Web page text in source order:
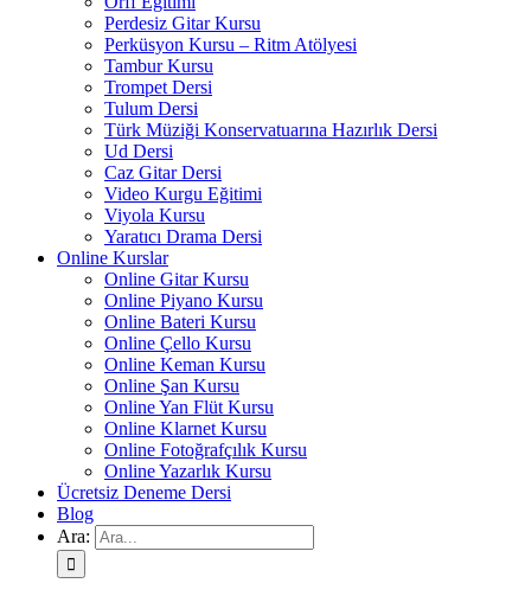
Perdesiz Gitar Kursu
Perküsyon Kursu – Ritm Atölyesi
Tambur Kursu
Trompet Dersi
Tulum Dersi
Türk Müziği Konservatuarına Hazırlık Dersi
Ud Dersi
Caz Gitar Dersi
Video Kurgu Eğitimi
Viyola Kursu
Yaratıcı Drama Dersi
Online Kurslar
Online Gitar Kursu
Online Piyano Kursu
Online Bateri Kursu
Online Çello Kursu
Online Keman Kursu
Online Şan Kursu
Online Yan Flüt Kursu
Online Klarnet Kursu
Online Fotoğrafçılık Kursu
Online Yazarlık Kursu
Ücretsiz Deneme Dersi
Blog
Ara: